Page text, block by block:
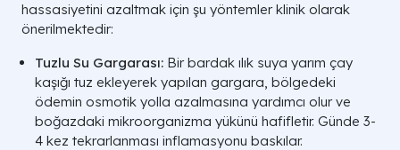
hassasiyetini azaltmak için şu yöntemler klinik olarak
önerilmektedir:
Tuzlu Su Gargarası: Bir bardak ılık suya yarım çay
kaşığı tuz ekleyerek yapılan gargara, bölgedeki
ödemin osmotik yolla azalmasına yardımcı olur ve
boğazdaki mikroorganizma yükünü hafifletir. Günde 3-
4 kez tekrarlanması inflamasyonu baskılar.